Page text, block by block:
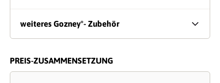
weiteres Gozney°- Zubehör
PREIS-ZUSAMMENSETZUNG